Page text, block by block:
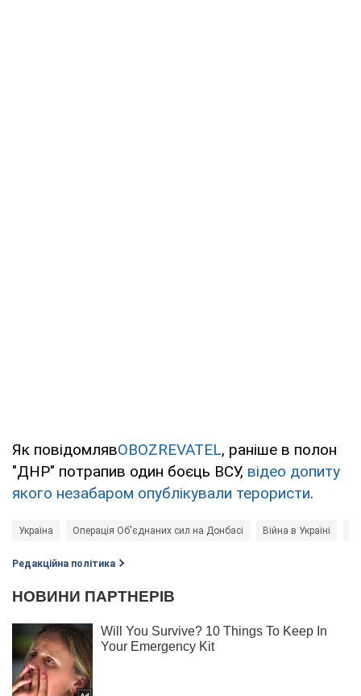
Як повідомлявOBOZREVATEL, раніше в полон
"ДНР" потрапив один боєць ВСУ, відео допиту
якого незабаром опублікували терористи.
Україна Операція Об'єднаних сил на Донбасі Війна в Україні
Редакційна політика